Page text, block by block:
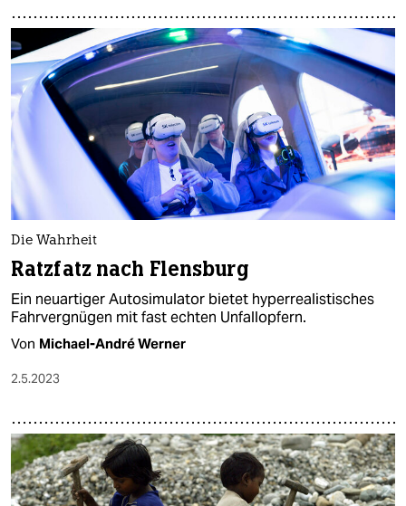
Die Wahrheit
Ratzfatz nach Flensburg
Ein neuartiger Autosimulator bietet hyperrealistisches
Fahrvergnügen mit fast echten Unfallopfern.
Von Michael-André Werner
2.5.2023